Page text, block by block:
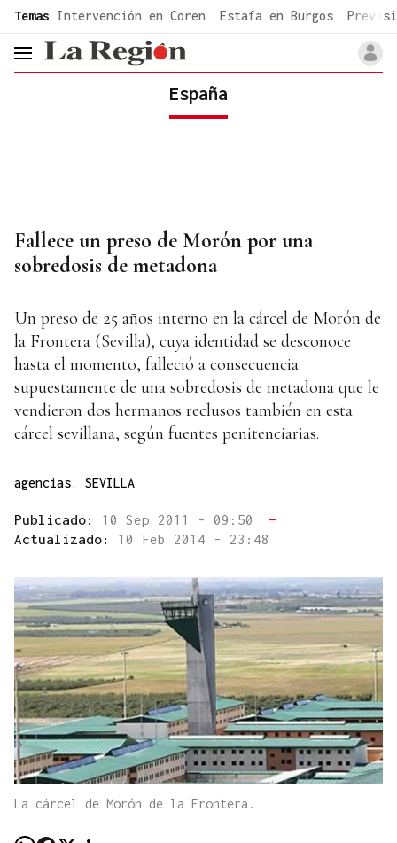
common.go-to-content
Temas Intervención en Coren Estafa en Burgos
header.menu.open
España
Fallece un preso de Morón por una
sobredosis de metadona
Un preso de 25 años interno en la cárcel de Morón de
la Frontera (Sevilla), cuya identidad se desconoce
hasta el momento, falleció a consecuencia
supuestamente de una sobredosis de metadona que le
vendieron dos hermanos reclusos también en esta
cárcel sevillana, según fuentes penitenciarias.
agencias. SEVILLA
Publicado: 10 Sep 2011 - 09:50
—
Actualizado: 10 Feb 2014 - 23:48
La cárcel de Morón de la Frontera.